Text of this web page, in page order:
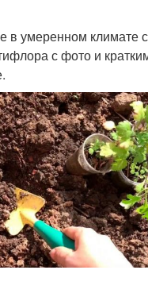
в умеренном климате
с фото и